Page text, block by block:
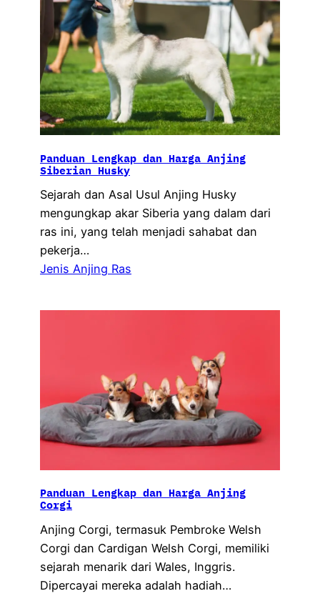
Panduan Lengkap dan Harga Anjing
Siberian Husky
Sejarah dan Asal Usul Anjing Husky
mengungkap akar Siberia yang dalam dari
ras ini, yang telah menjadi sahabat dan
pekerja…
Jenis Anjing Ras
Panduan Lengkap dan Harga Anjing
Corgi
Anjing Corgi, termasuk Pembroke Welsh
Corgi dan Cardigan Welsh Corgi, memiliki
sejarah menarik dari Wales, Inggris.
Dipercayai mereka adalah hadiah…